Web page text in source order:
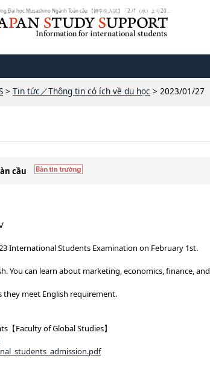
> Tin tức／Thông tin có ích về du học > 2023/01/27
cầu
International Students Examination on February 1st.
You can learn about marketing, economics, finance, and
they meet English requirement.
Faculty of Global Studies】